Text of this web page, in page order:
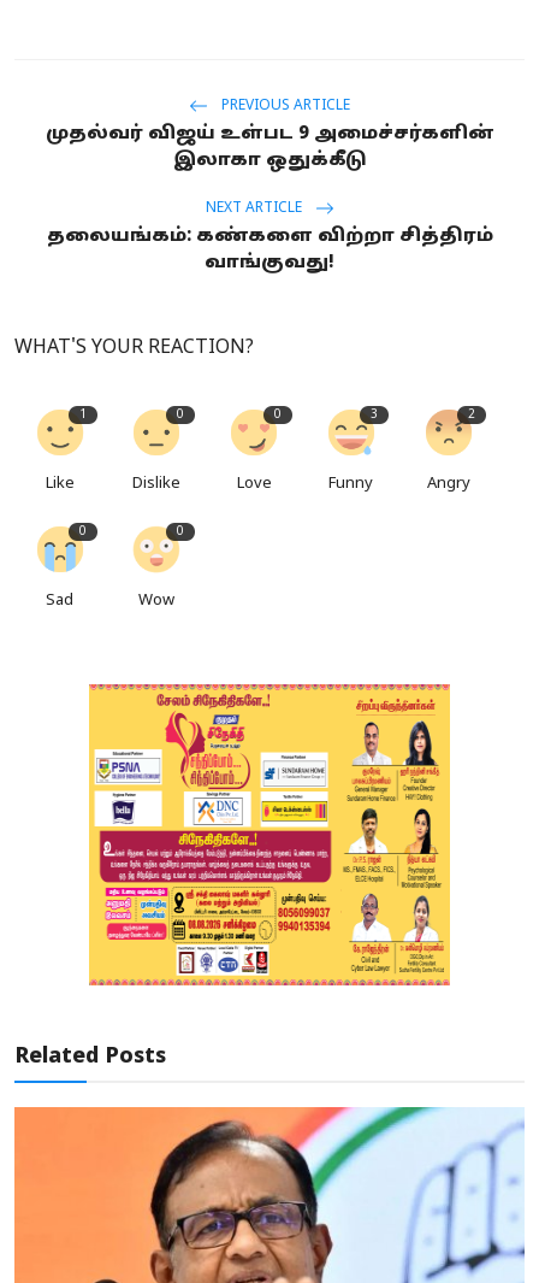
PREVIOUS ARTICLE
முதல்வர் விஜய் உள்பட 9 அமைச்சர்களின்
இலாகா ஒதுக்கீடு
NEXT ARTICLE
தலையங்கம்: கண்களை விற்றா சித்திரம்
வாங்குவது!
WHAT'S YOUR REACTION?
1
Like
0
Dislike
0
Love
3
Funny
2
Angry
0
Sad
0
Wow
Related Posts